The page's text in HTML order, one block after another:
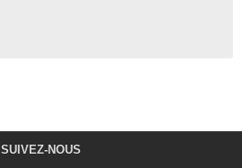
SUIVEZ-NOUS